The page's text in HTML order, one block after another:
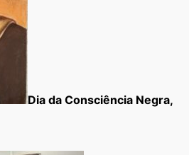
Dia da Consciência Negra,